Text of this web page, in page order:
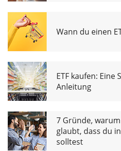
Wann du einen
ETF kaufen:
Anleitung
7 Gründe,
glaubt, dass du
solltest